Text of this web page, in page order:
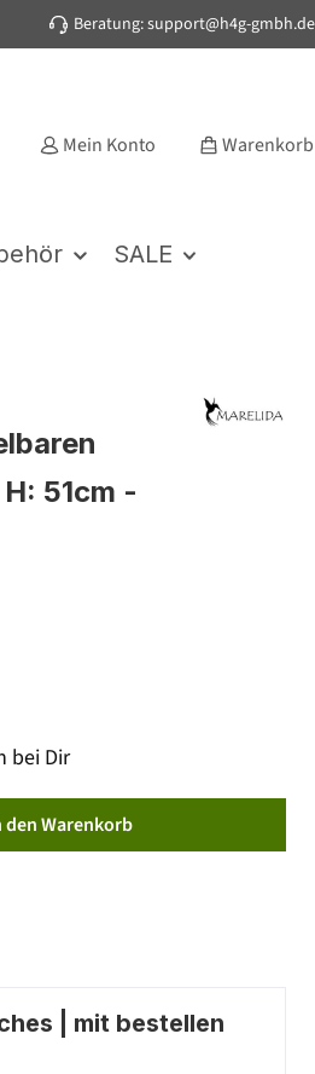
Beratung: support@h4g-gmbh.de
Mein Konto Warenkorb
SALE
51cm -
bei Dir
den Warenkorb
| mit bestellen